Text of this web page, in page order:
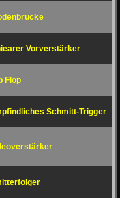
Vorverstärker
Flop
Schmitt-Trigger